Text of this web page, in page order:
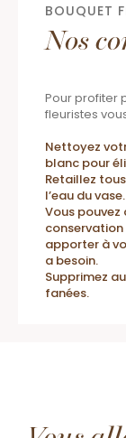
BOUQUET
Nos
Pour profiter
fleuristes
Nettoyez
blanc pour
Retaillez
l’eau du vase.
Vous pouvez
apporter à
a besoin.
Supprimez
fanées.